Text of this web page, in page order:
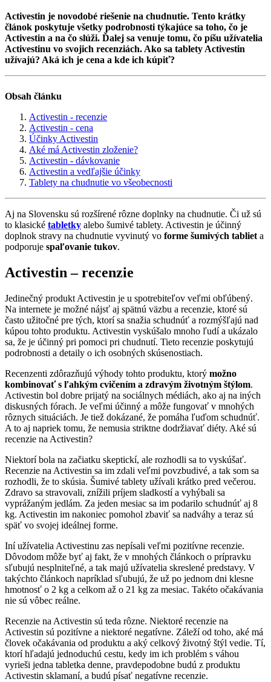
Activestin je novodobé riešenie na chudnutie. Tento krátky
článok poskytuje všetky podrobnosti týkajúce sa toho, čo je
Activestin a na čo slúži. Ďalej sa venuje tomu, čo píšu užívatelia
Activestinu vo svojich recenziách. Ako sa tablety Activestin
užívajú? Aká ich je cena a kde ich kúpiť?
Obsah článku
Activestin - recenzie
Activestin - cena
Účinky Activestin
Aké má Activestin zloženie?
Activestin - dávkovanie
Activestin a vedľajšie účinky
Tablety na chudnutie vo všeobecnosti
Aj na Slovensku sú rozšírené rôzne doplnky na chudnutie. Či už sú
to klasické tabletky alebo šumivé tablety. Activestin je účinný
doplnok stravy na chudnutie vyvinutý vo forme šumivých tablieta
podporuje spaľovanie tukov.
Activestin – recenzie
Jedinečný produkt Activestin je u spotrebiteľov veľmi obľúbený.
Na internete je možné nájsť aj spätnú väzbu a recenzie, ktoré sú
často užitočné pre tých, ktorí sa snažia schudnúť a rozmýšľajú nad
kúpou tohto produktu. Activestin vyskúšalo mnoho ľudí a ukázalo
sa, že je účinný pri pomoci pri chudnutí. Tieto recenzie poskytujú
podrobnosti a detaily o ich osobných skúsenostiach.
Recenzenti zdôrazňujú výhody tohto produktu, ktorý možno
kombinovať s ľahkým cvičením a zdravým životným štýlom.
Activestin bol dobre prijatý na sociálnych médiách, ako aj na iných
diskusných fórach. Je veľmi účinný a môže fungovať v mnohých
rôznych situáciách. Je tiež dokázané, že pomáha ľuďom schudnúť.
A to aj napriek tomu, že nemusia striktne dodržiavať diéty. Aké sú
recenzie na Activestin?
Niektorí bola na začiatku skeptickí, ale rozhodli sa to vyskúšať.
Recenzie na Activestin sa im zdali veľmi povzbudivé, a tak som sa
rozhodli, že to skúsia. Šumivé tablety užívali krátko pred večerou.
Zdravo sa stravovali, znížili príjem sladkostí a vyhýbali sa
vyprážaným jedlám. Za jeden mesiac sa im podarilo schudnúť aj 8
kg. Activestin im nakoniec pomohol zbaviť sa nadváhy a teraz sú
späť vo svojej ideálnej forme.
Iní užívatelia Activestinu zas nepísali veľmi pozitívne recenzie.
Dôvodom môže byť aj fakt, že v mnohých článkoch o prípravku
sľubujú nesplniteľné, a tak majú užívatelia skreslené predstavy. V
takýchto článkoch napríklad sľubujú, že už po jednom dni klesne
hmotnosť o 2 kg a celkom až o 21 kg za mesiac. Takéto očakávania
nie sú vôbec reálne.
Recenzie na Activestin sú teda rôzne. Niektoré recenzie na
Activestin sú pozitívne a niektoré negatívne. Záleží od toho, aké má
človek očakávania od produktu a aký celkový životný štýl vedie. Tí,
ktorí hľadajú jednoduchú cestu, kedy im ich problém s váhou
vyrieši jedna tabletka denne, pravdepodobne budú z produktu
Activestin sklamaní, a budú písať negatívne recenzie.